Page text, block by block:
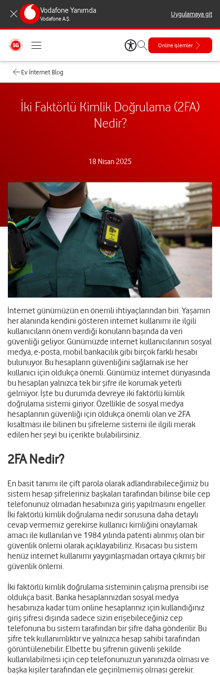
Vodafone Yanımda
Vodafone A.Ş.
Uygulamaya git
Online işlemler
Ev İnternet Blog
İki Faktörlü Kimlik Doğrulama (2FA)
Nedir?
18 Nisan 2025
İnternet günümüzün en önemli ihtiyaçlarından biri. Yaşamın
her alanında kendini gösteren internet kullanımı ile ilgili
kullanıcıların önem verdiği konuların başında da veri
güvenliği geliyor. Günümüzde internet kullanıcılarının sosyal
medya, e-posta, mobil bankacılık gibi birçok farklı hesabı
bulunuyor. Bu hesapların güvenliğini sağlamak ise her
kullanıcı için oldukça önemli. Günümüz internet dünyasında
bu hesapları yalnızca tek bir şifre ile korumak yeterli
gelmiyor. İşte bu durumda devreye iki faktörlü kimlik
doğrulama sistemi giriyor. Özellikle de sosyal medya
hesaplarının güvenliği için oldukça önemli olan ve 2FA
kısaltması ile bilinen bu şifreleme sistemi ile ilgili merak
edilen her şeyi bu içerikte bulabilirsiniz.
2FA Nedir?
En basit tanımı ile çift parola olarak adlandırabileceğimiz bu
sistem hesap şifreleriniz başkaları tarafından bilinse bile cep
telefonunuz olmadan hesabınıza giriş yapılmasını engeller.
İki faktörlü kimlik doğrulama nedir sorusuna daha detaylı
cevap vermemiz gerekirse kullanıcı kimliğini onaylamak
amacı ile kullanılan ve 1984 yılında patenti alınmış olan bir
güvenlik önlemi olarak açıklayabiliriz. Kısacası bu sistem
henüz internet kullanımı yaygınlaşmadan ortaya çıkmış bir
güvenlik önlemi.
İki faktörlü kimlik doğrulama sisteminin çalışma prensibi ise
oldukça basit. Banka hesaplarınızdan sosyal medya
hesabınıza kadar tüm online hesaplarınız için kullandığınız
giriş şifresi dışında sadece sizin erişebileceğiniz cep
telefonuna bu sistem tarafından bir şifre daha gönderilir. Bu
şifre tek kullanımlıktır ve yalnızca hesap sahibi tarafından
görüntülenebilir. Elbette bu şifrenin güvenli şekilde
kullanılabilmesi için cep telefonunuzun yanınızda olması ve
başka kişiler tarafından ele geçirilmemiş olması gerekir.